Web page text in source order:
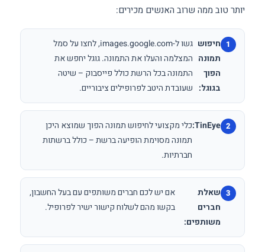
יותר טוב ממה שרוב האנשים מכירים:
חיפוש
תמונה
הפוך
בגוגל:
גשו ל-images.google.com, לחצו על סמל
המצלמה והעלו את התמונה. גוגל יחפש את
התמונה בכל הרשת כולל פייסבוק – שיטה
שעובדת היטב לפרופילים ציבוריים.
TinEye: כלי מקצועי לחיפוש תמונה הפוך שמוצא היכן
תמונה מסוימת הופיעה ברשת – כולל ברשתות
חברתיות.
שאלת
חברים
משותפים:
אם יש לכם חברים משותפים עם בעל החשבון,
בקשו מהם לשלוח קישור ישיר לפרופיל.